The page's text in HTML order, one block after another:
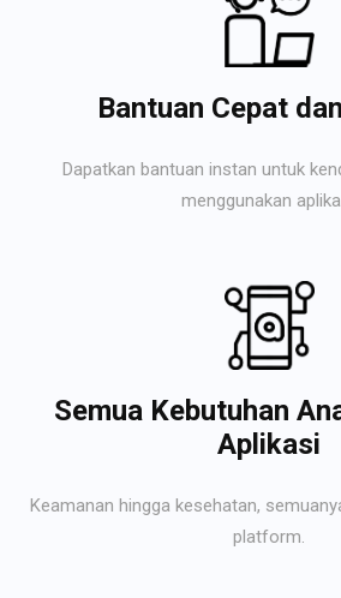
Bantuan Cepat
Dapatkan bantuan instan untuk
menggunakan
Semua Kebutuhan
Aplikasi
Keamanan hingga kesehatan,
platform.